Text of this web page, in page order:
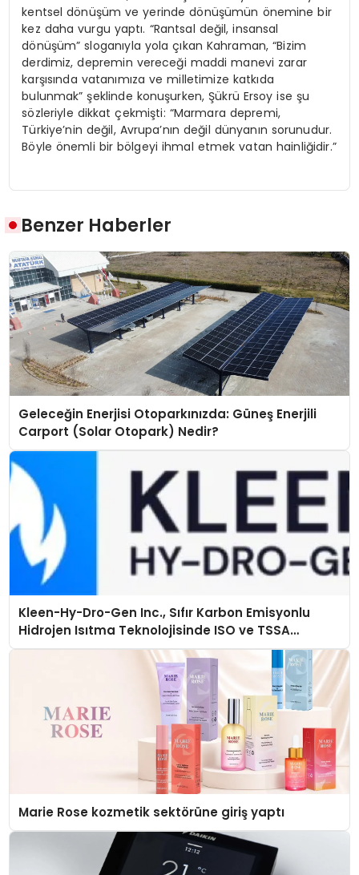
kentsel dönüşüm ve yerinde dönüşümün önemine bir
kez daha vurgu yaptı. “Rantsal değil, insansal
dönüşüm” sloganıyla yola çıkan Kahraman, “Bizim
derdimiz, depremin vereceği maddi manevi zarar
karşısında vatanımıza ve milletimize katkıda
bulunmak” şeklinde konuşurken, Şükrü Ersoy ise şu
sözleriyle dikkat çekmişti: “Marmara depremi,
Türkiye’nin değil, Avrupa’nın değil dünyanın sorunudur.
Böyle önemli bir bölgeyi ihmal etmek vatan hainliğidir.”
Benzer Haberler
Geleceğin Enerjisi Otoparkınızda: Güneş Enerjili
Carport (Solar Otopark) Nedir?
Kleen-Hy-Dro-Gen Inc., Sıfır Karbon Emisyonlu
Hidrojen Isıtma Teknolojisinde ISO ve TSSA
Düzenleyici Onaylarını Aldı
Marie Rose kozmetik sektörüne giriş yaptı